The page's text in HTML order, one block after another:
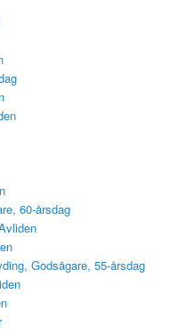
60-årsdag
Godsägare, 55-årsdag